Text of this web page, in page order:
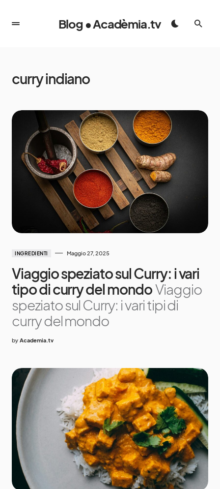
Blog • Acadèmia.tv
curry indiano
INGREDIENTI Maggio 27, 2025
Viaggio speziato sul Curry: i vari
tipo di curry del mondoViaggio
speziato sul Curry: i vari tipi di
curry del mondo
by Academia.tv